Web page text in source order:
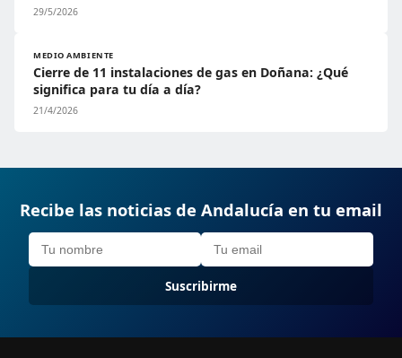
29/5/2026
MEDIO AMBIENTE
Cierre de 11 instalaciones de gas en Doñana: ¿Qué
significa para tu día a día?
21/4/2026
Recibe las noticias de Andalucía en tu email
Suscribirme